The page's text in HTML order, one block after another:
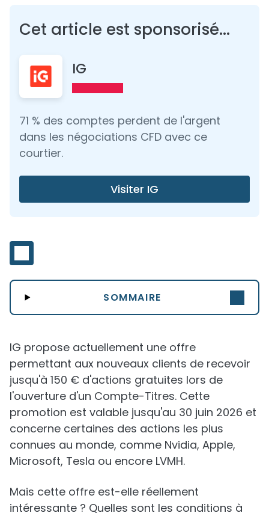
Cet article est sponsorisé...
IG
71 % des comptes perdent de l'argent
dans les négociations CFD avec ce
courtier.
Visiter IG
SOMMAIRE
IG propose actuellement une offre
permettant aux nouveaux clients de recevoir
jusqu'à 150 € d'actions gratuites lors de
l'ouverture d'un Compte-Titres. Cette
promotion est valable jusqu'au 30 juin 2026 et
concerne certaines des actions les plus
connues au monde, comme Nvidia, Apple,
Microsoft, Tesla ou encore LVMH.
Mais cette offre est-elle réellement
intéressante ? Quelles sont les conditions à